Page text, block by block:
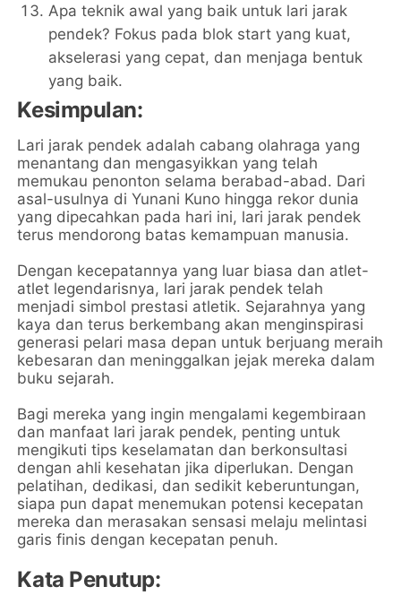
Apa teknik awal yang baik untuk lari jarak
pendek? Fokus pada blok start yang kuat,
akselerasi yang cepat, dan menjaga bentuk
yang baik.
Kesimpulan:
Lari jarak pendek adalah cabang olahraga yang
menantang dan mengasyikkan yang telah
memukau penonton selama berabad-abad. Dari
asal-usulnya di Yunani Kuno hingga rekor dunia
yang dipecahkan pada hari ini, lari jarak pendek
terus mendorong batas kemampuan manusia.
Dengan kecepatannya yang luar biasa dan atlet-
atlet legendarisnya, lari jarak pendek telah
menjadi simbol prestasi atletik. Sejarahnya yang
kaya dan terus berkembang akan menginspirasi
generasi pelari masa depan untuk berjuang meraih
kebesaran dan meninggalkan jejak mereka dalam
buku sejarah.
Bagi mereka yang ingin mengalami kegembiraan
dan manfaat lari jarak pendek, penting untuk
mengikuti tips keselamatan dan berkonsultasi
dengan ahli kesehatan jika diperlukan. Dengan
pelatihan, dedikasi, dan sedikit keberuntungan,
siapa pun dapat menemukan potensi kecepatan
mereka dan merasakan sensasi melaju melintasi
garis finis dengan kecepatan penuh.
Kata Penutup: